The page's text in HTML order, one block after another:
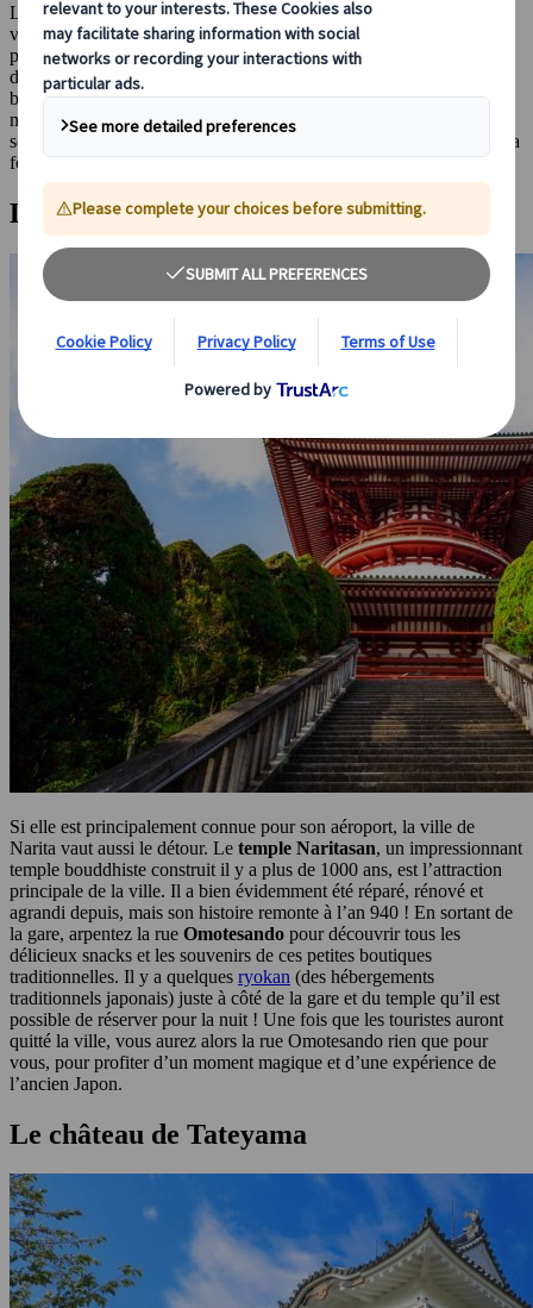
La préfecture deChiban’arrive pas souvent en tête des listes de
visites ou d’activités à faire lors d’un voyage au Japon, malgré sa
proximité avecTokyo. C’est pourtant l’endroit parfait pour
découvrir une nouvelle facette du Japon sans pour autant avoir
besoin de voyager loin. Nous vous avons concocté une liste des
meilleures choses à faire à Chiba pour que tout le monde y trouve
son compte. Toujours pas convaincus ? Contactez-nous, on trouvera
forcément quelque chose pour vous !
La ville de Narita
Si elle est principalement connue pour son aéroport, la ville de
Narita vaut aussi le détour. Le temple Naritasan, un impressionnant
temple bouddhiste construit il y a plus de 1000 ans, est l’attraction
principale de la ville. Il a bien évidemment été réparé, rénové et
agrandi depuis, mais son histoire remonte à l’an 940 ! En sortant de
la gare, arpentez la rue Omotesando pour découvrir tous les
délicieux snacks et les souvenirs de ces petites boutiques
traditionnelles. Il y a quelques ryokan (des hébergements
traditionnels japonais) juste à côté de la gare et du temple qu’il est
possible de réserver pour la nuit ! Une fois que les touristes auront
quitté la ville, vous aurez alors la rue Omotesando rien que pour
vous, pour profiter d’un moment magique et d’une expérience de
l’ancien Japon.
Le château de Tateyama